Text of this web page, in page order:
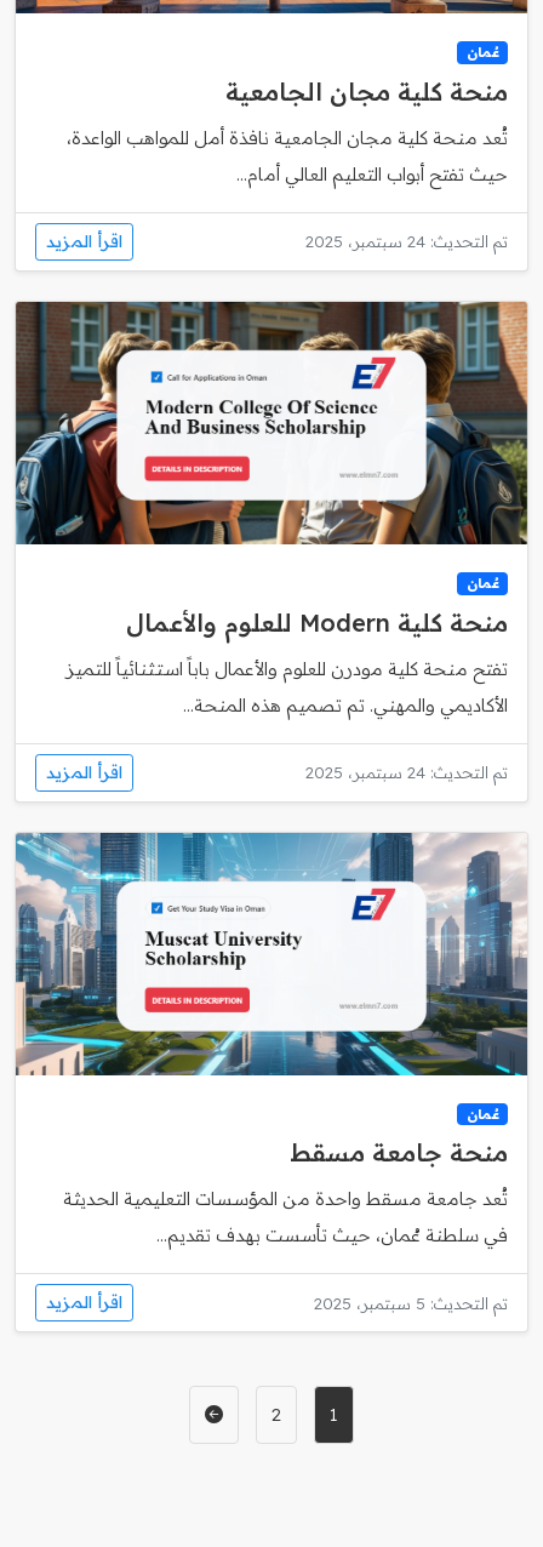
عُمان
منحة كلية مجان الجامعية
تُعد منحة كلية مجان الجامعية نافذة أمل للمواهب الواعدة،
حيث تفتح أبواب التعليم العالي أمام...
تم التحديث: 24 سبتمبر، 2025 اقرأ المزيد
عُمان
منحة كلية Modern للعلوم والأعمال
تفتح منحة كلية مودرن للعلوم والأعمال باباً استثنائياً للتميز
الأكاديمي والمهني. تم تصميم هذه المنحة...
تم التحديث: 24 سبتمبر، 2025 اقرأ المزيد
عُمان
منحة جامعة مسقط
تُعد جامعة مسقط واحدة من المؤسسات التعليمية الحديثة
في سلطنة عُمان، حيث تأسست بهدف تقديم...
تم التحديث: 5 سبتمبر، 2025 اقرأ المزيد
1
2